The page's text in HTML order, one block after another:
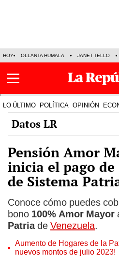
HOY OLLANTA HUMALA JANET TELLO
LO ÚLTIMO POLÍTICA OPINIÓN
Datos LR
Pensión Amor
inicia el pago
de Sistema
Conoce cómo puedes
bono 100% Amor Mayor
Patriade Venezuela.
Aumento de Hogares de la
nuevos montos de julio 2023!